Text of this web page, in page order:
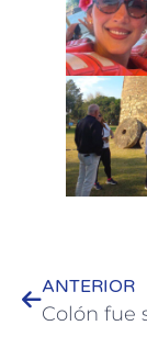
ANTERIOR